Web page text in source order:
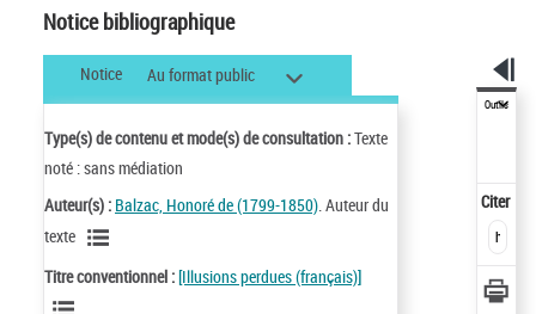
Notice bibliographique
Notice Au format public
Type(s) de contenu et mode(s) de consultation :Texte
noté : sans médiation
Auteur(s) : Balzac, Honoré de (1799-1850). Auteur du
texte
Titre conventionnel :[Illusions perdues (français)]
Outils
Citer